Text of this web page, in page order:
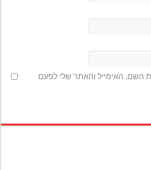
האימייל והאתר שלי לפעם